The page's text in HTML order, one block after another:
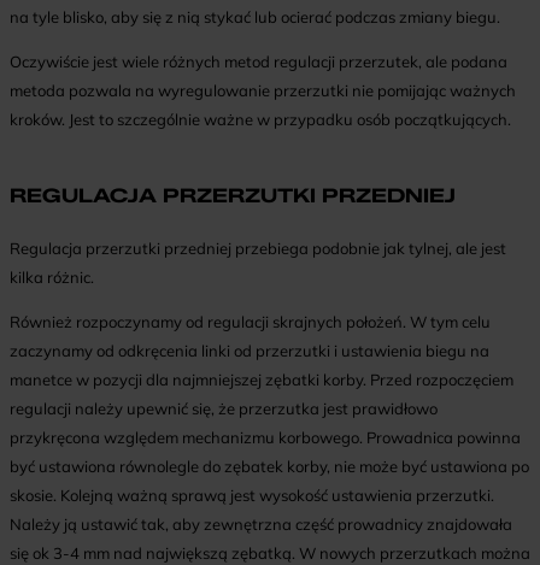
na tyle blisko, aby się z nią stykać lub ocierać podczas zmiany biegu.
Oczywiście jest wiele różnych metod regulacji przerzutek, ale podana
metoda pozwala na wyregulowanie przerzutki nie pomijając ważnych
kroków. Jest to szczególnie ważne w przypadku osób początkujących.
REGULACJA PRZERZUTKI PRZEDNIEJ
Regulacja przerzutki przedniej przebiega podobnie jak tylnej, ale jest
kilka różnic.
Również rozpoczynamy od regulacji skrajnych położeń. W tym celu
zaczynamy od odkręcenia linki od przerzutki i ustawienia biegu na
manetce w pozycji dla najmniejszej zębatki korby. Przed rozpoczęciem
regulacji należy upewnić się, że przerzutka jest prawidłowo
przykręcona względem mechanizmu korbowego. Prowadnica powinna
być ustawiona równolegle do zębatek korby, nie może być ustawiona po
skosie. Kolejną ważną sprawą jest wysokość ustawienia przerzutki.
Należy ją ustawić tak, aby zewnętrzna część prowadnicy znajdowała
się ok 3-4 mm nad największą zębatką. W nowych przerzutkach można